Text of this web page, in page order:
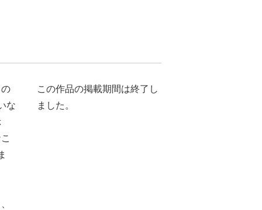
な
この作品の掲載期間は終了し
ました。